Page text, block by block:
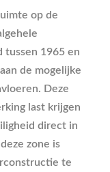
op de
tussen 1965 en
de mogelijke
Deze
last krijgen
direct in
zone is
te